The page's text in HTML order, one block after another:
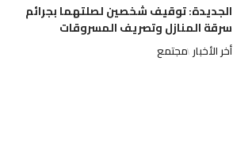
الجديدة: توقيف شخصين لصلتهما بجرائم
سرقة المنازل وتصريف المسروقات
أخر الأخبار مجتمع